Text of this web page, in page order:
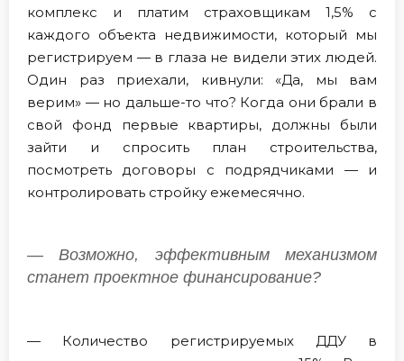
комплекс и платим страховщикам 1,5% с
каждого объекта недвижимости, который мы
регистрируем — в глаза не видели этих людей.
Один раз приехали, кивнули: «Да, мы вам
верим» — но дальше-то что? Когда они брали в
свой фонд первые квартиры, должны были
зайти и спросить план строительства,
посмотреть договоры с подрядчиками — и
контролировать стройку ежемесячно.
— Возможно, эффективным механизмом
станет проектное финансирование?
— Количество регистрируемых ДДУ в